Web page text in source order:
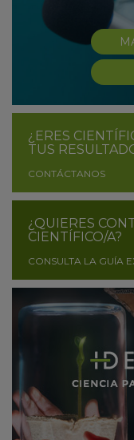
¿ERES
TUS
CONTÁCTANOS
¿QUIERES
CIENTÍFICO/A?
CONSULTA LA GUÍA